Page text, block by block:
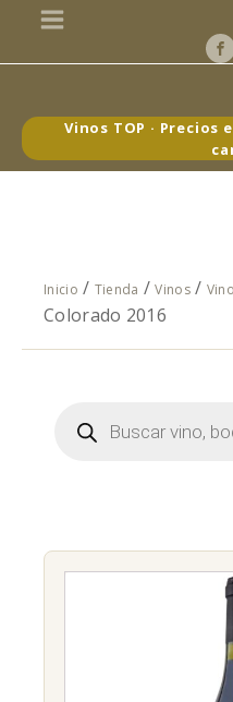
Vinos TOP ·
Inicio / Tienda /Vinos/
Colorado 2016
Búsqueda